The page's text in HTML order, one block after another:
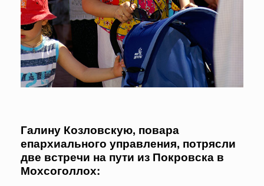
Галину Козловскую, повара
епархиального управления, потрясли
две встречи на пути из Покровска в
Мохсоголлох: